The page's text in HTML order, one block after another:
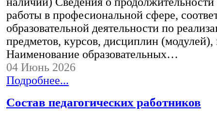
работы в професиональной сфере,
образовательной деятельности по
предметов, курсов, дисциплин (модулей),
Наименование образовательных…
04 Июнь 2026
Подробнее...
Состав педагогических работников